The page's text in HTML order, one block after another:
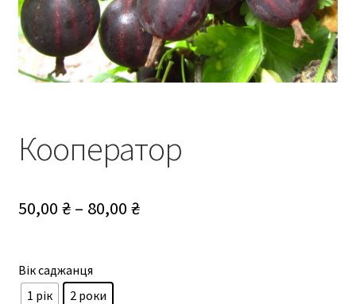
Кооператор
50,00 ₴ – 80,00 ₴Діапазон
Вік саджанця
1 рік
2 роки